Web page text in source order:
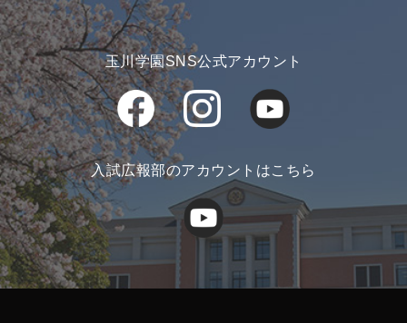
玉川学園SNS公式アカウント
入試広報部のアカウントはこちら